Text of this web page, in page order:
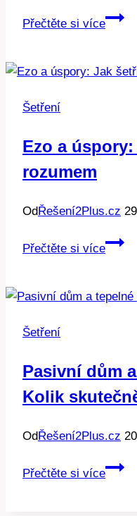
Přečtěte si více
Šetření
Ezo a
rozumem
OdŘešení2Plus.cz
Přečtěte si více
Ezo
Jak
Šetření
Pasivní dům
Kolik
OdŘešení2Plus.cz
Přečtěte si více
Pasivní